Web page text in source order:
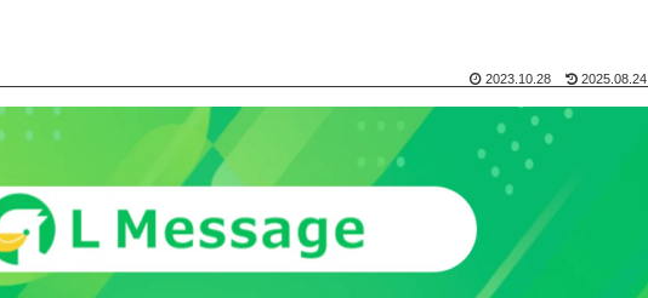
2023.10.28 2025.08.24